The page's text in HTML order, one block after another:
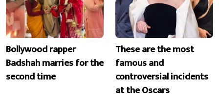
Bollywood rapper
Badshah marries for the
second time
These are the most
famous and
controversial incidents
at the Oscars